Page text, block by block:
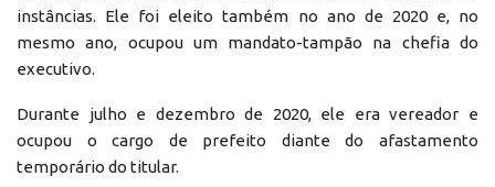
instâncias. Ele foi eleito também no ano de 2020 e, no
mesmo ano, ocupou um mandato-tampão na chefia do
executivo.
Durante julho e dezembro de 2020, ele era vereador e
ocupou o cargo de prefeito diante do afastamento
temporário do titular.